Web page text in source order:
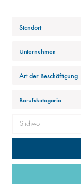
Standort
Unternehmen
Art der Beschäftigung
Berufskategorie